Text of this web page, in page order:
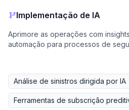
Implementação de IA
Aprimore as operações com
automação para processos de
Análise de sinistros dirigida por IA
Ferramentas de subscrição